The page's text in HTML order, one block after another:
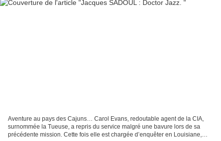
Aventure au pays des Cajuns… Carol Evans, redoutable agent de la CIA,
surnommée la Tueuse, a repris du service malgré une bavure lors de sa
précédente mission. Cette fois elle est chargée d’enquêter en Louisiane,